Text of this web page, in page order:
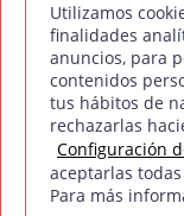
mantener una
clientes.
Notionson
dividir
límite.
Utilizamos
finalidades
anuncios, para
contenidos
tus hábitos de
rechazarlas
Configuración
aceptarlas
Para más